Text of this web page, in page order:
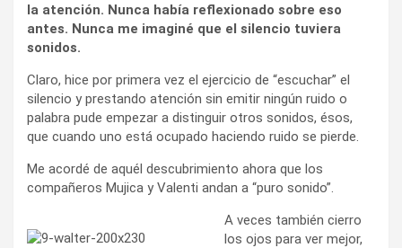
la atención. Nunca había reflexionado sobre eso
antes. Nunca me imaginé que el silencio tuviera
sonidos.
Claro, hice por primera vez el ejercicio de “escuchar” el
silencio y prestando atención sin emitir ningún ruido o
palabra pude empezar a distinguir otros sonidos, ésos,
que cuando uno está ocupado haciendo ruido se pierde.
Me acordé de aquél descubrimiento ahora que los
compañeros Mujica y Valenti andan a “puro sonido”.
A veces también cierro
los ojos para ver mejor,